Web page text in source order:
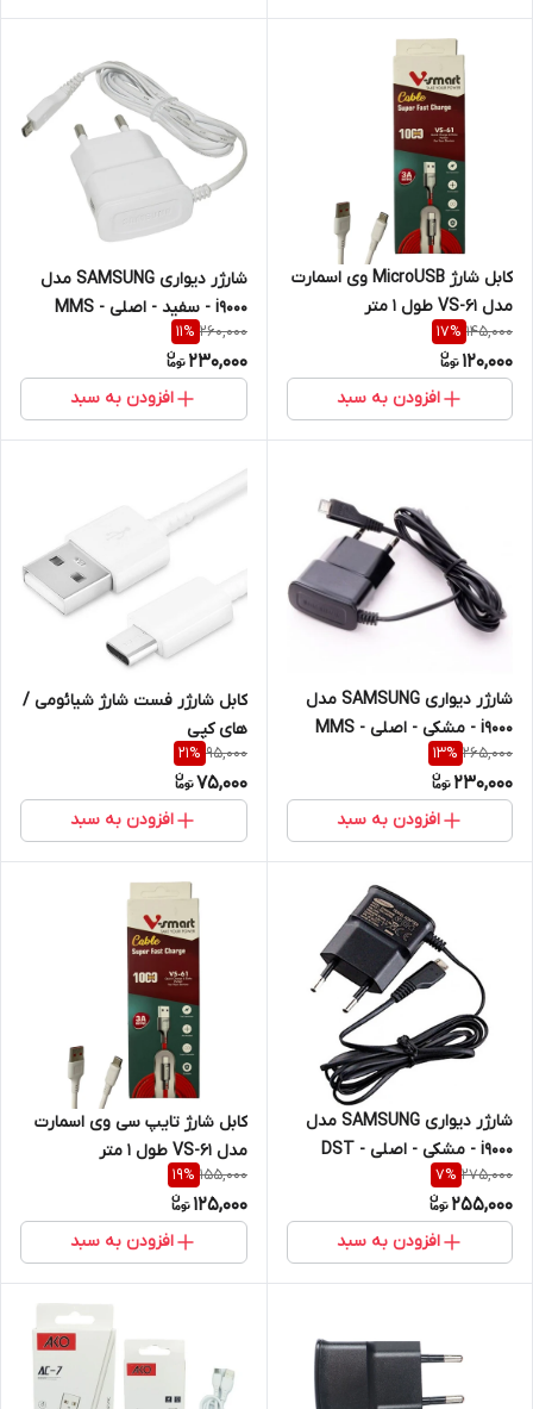
کابل شارژ MicroUSB وی اسمارت
مدل VS-61 طول 1 متر
145,000
17%
120,000
افزودن به سبد
شارژر دیواری SAMSUNG مدل
i9000 - سفید - اصلی - MMS
260,000
11%
230,000
افزودن به سبد
شارژر دیواری SAMSUNG مدل
i9000 - مشکی - اصلی - MMS
265,000
13%
230,000
افزودن به سبد
کابل شارژر فست شارژ شیائومی /
های کپی
95,000
21%
75,000
افزودن به سبد
شارژر دیواری SAMSUNG مدل
i9000 - مشکی - اصلی - DST
(گارانتی شش ماهه)
275,000
7%
255,000
افزودن به سبد
کابل شارژ تایپ سی وی اسمارت
مدل VS-61 طول 1 متر
155,000
19%
125,000
افزودن به سبد